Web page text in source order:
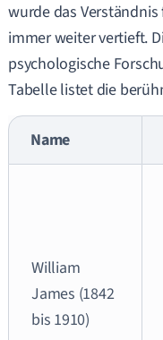
wurde das
immer weiter vertieft.
psychologische
Tabelle listet die
Name
William
James (1842
bis 1910)